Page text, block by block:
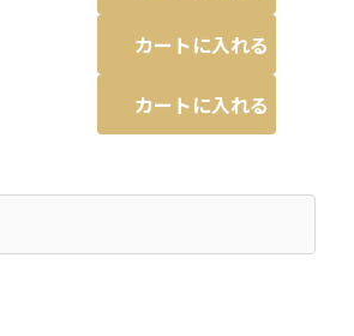
カートに入れる
カートに入れる